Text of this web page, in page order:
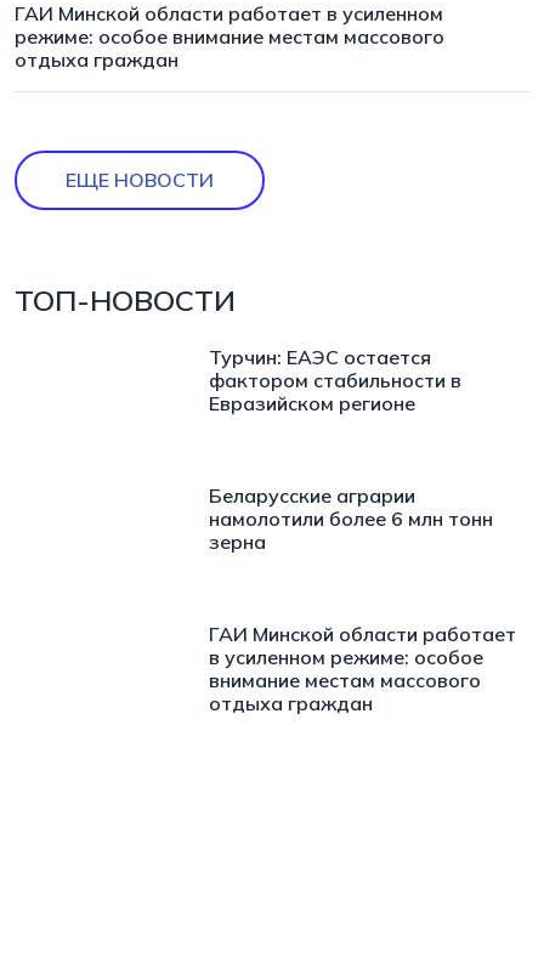
ГАИ Минской области работает в усиленном
режиме: особое внимание местам массового
отдыха граждан
ЕЩЕ НОВОСТИ
ТОП-НОВОСТИ
Турчин: ЕАЭС остается
фактором стабильности в
Евразийском регионе
Беларусские аграрии
намолотили более 6 млн тонн
зерна
ГАИ Минской области работает
в усиленном режиме: особое
внимание местам массового
отдыха граждан